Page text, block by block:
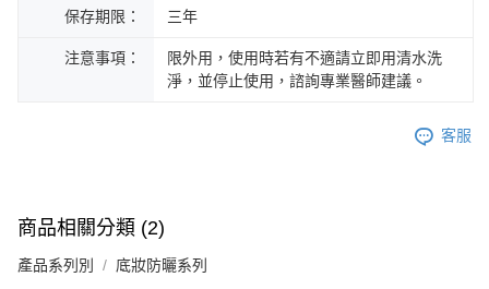
保存期限： 三年
注意事項：
限外用，使用時若有不適請立即用清水洗
淨，並停止使用，諮詢專業醫師建議。
客服
商品相關分類 (2)
產品系列別 底妝防曬系列